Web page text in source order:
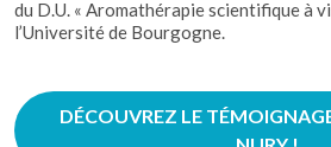
du D.U. « Aromathérapie scientifique à
l’Université de Bourgogne.
DÉCOUVREZ LE